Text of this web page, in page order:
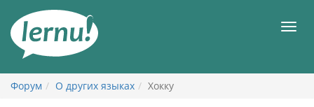
содержанию
Форум О других языках Хокку